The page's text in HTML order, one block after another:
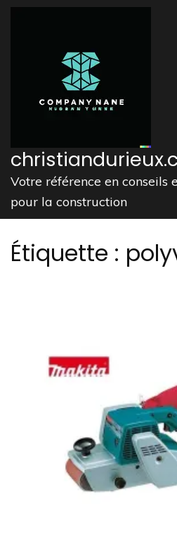
Aller
Votre référence en conseils
pour la construction
Étiquette :